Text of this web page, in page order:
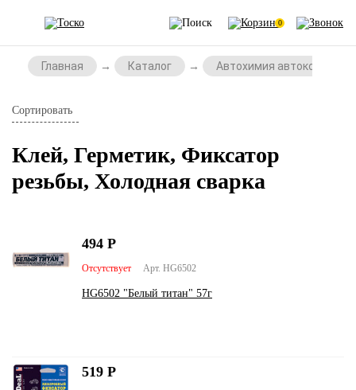
0
Главная Каталог Автохимия
Сортировать
Клей, Герметик, Фиксатор
резьбы, Холодная сварка
Арт. HG6502
Отсутствует
HG6502 "Белый титан" 57г
494 Р
519 Р